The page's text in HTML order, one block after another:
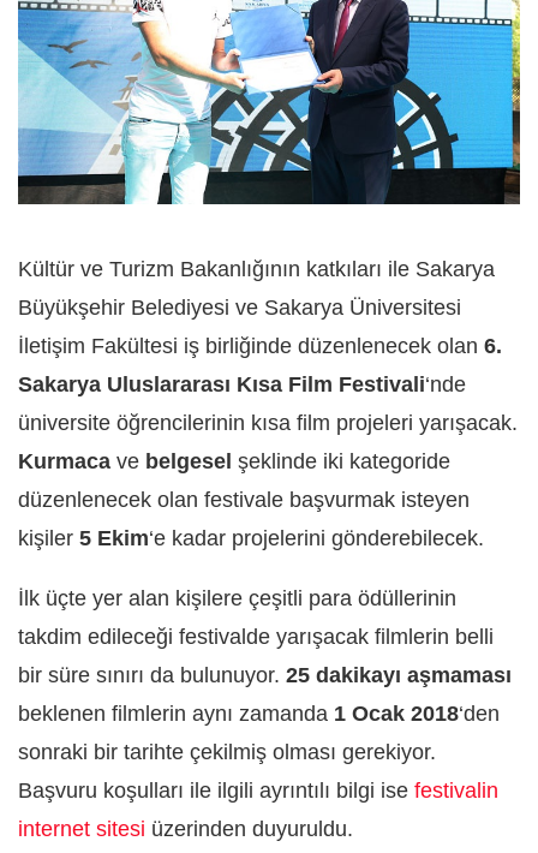
Kültür ve Turizm Bakanlığının katkıları ile Sakarya
Büyükşehir Belediyesi ve Sakarya Üniversitesi
İletişim Fakültesi iş birliğinde düzenlenecek olan 6.
Sakarya Uluslararası Kısa Film Festivali‘nde
üniversite öğrencilerinin kısa film projeleri yarışacak.
Kurmaca ve belgesel şeklinde iki kategoride
düzenlenecek olan festivale başvurmak isteyen
kişiler 5 Ekim‘e kadar projelerini gönderebilecek.
İlk üçte yer alan kişilere çeşitli para ödüllerinin
takdim edileceği festivalde yarışacak filmlerin belli
bir süre sınırı da bulunuyor. 25 dakikayı aşmaması
beklenen filmlerin aynı zamanda 1 Ocak 2018‘den
sonraki bir tarihte çekilmiş olması gerekiyor.
Başvuru koşulları ile ilgili ayrıntılı bilgi ise festivalin
internet sitesi üzerinden duyuruldu.